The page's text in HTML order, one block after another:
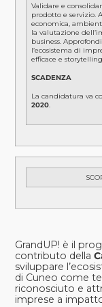
Validare e
prodotto e servizio.
economica,
la valutazione
business.
l’ecosistema di
efficace e storytelling.
SCADENZA
La candidatura va
2020.
GrandUP! è il
contributo della
sviluppare
di Cuneo come
riconosciuto e
imprese a